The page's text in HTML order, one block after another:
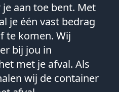
aan toe bent. Met
je één vast bedrag
te komen. Wij
bij jou in
met je afval. Als
wij de container